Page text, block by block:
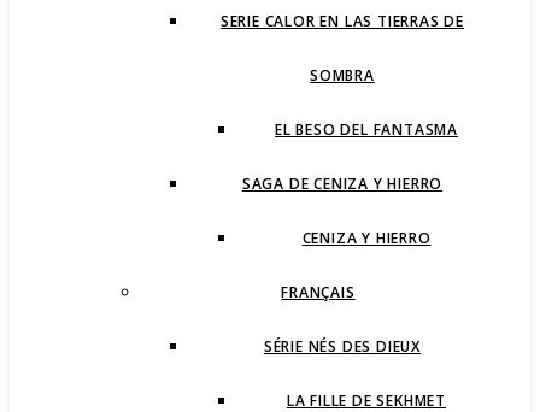
SERIE CALOR EN LAS TIERRAS DE
SOMBRA
EL BESO DEL FANTASMA
SAGA DE CENIZA Y HIERRO
CENIZA Y HIERRO
FRANÇAIS
SÉRIE NÉS DES DIEUX
LA FILLE DE SEKHMET